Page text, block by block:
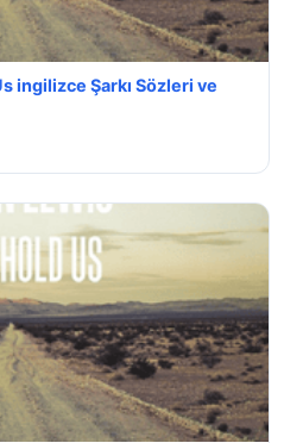
ingilizce Şarkı Sözleri ve